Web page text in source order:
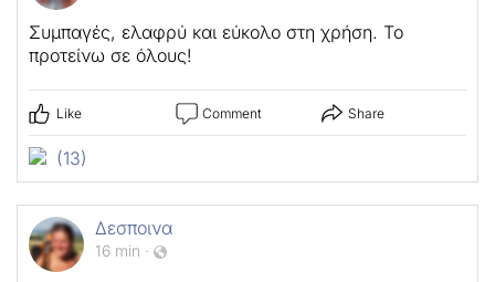
Συμπαγές, ελαφρύ και εύκολο στη χρήση. Το
προτείνω σε όλους!
Like Comment Share
(13)
Δεσποινα
16 min ·